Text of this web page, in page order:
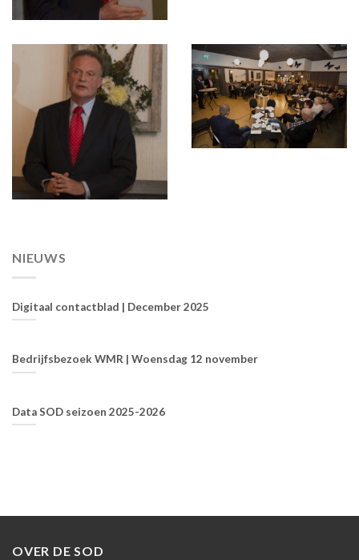
NIEUWS
Digitaal contactblad | December 2025
Bedrijfsbezoek WMR | Woensdag 12 november
Data SOD seizoen 2025-2026
OVER DE SOD